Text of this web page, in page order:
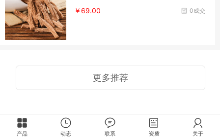
0成交
￥69.00
更多推荐
产品 动态 联系 资质 关于